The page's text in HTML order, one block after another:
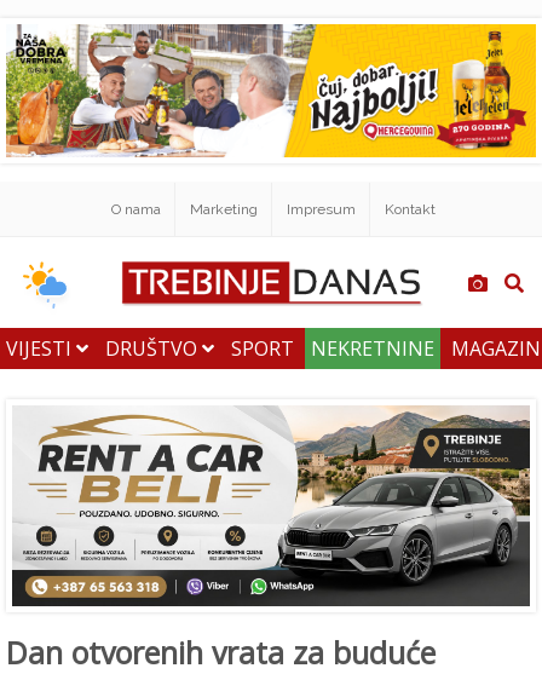
O nama Marketing Impresum Kontakt
VIJESTI DRUŠTVO SPORT NEKRETNINE
Dan otvorenih vrata za buduće